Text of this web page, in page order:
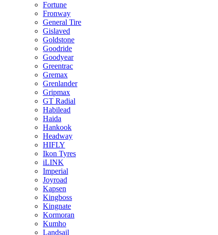
Fortune
Fronway
General Tire
Gislaved
Goldstone
Goodride
Goodyear
Greentrac
Gremax
Grenlander
Gripmax
GT Radial
Habilead
Haida
Hankook
Headway
HIFLY
Ikon Tyres
iLINK
Imperial
Joyroad
Kapsen
Kingboss
Kingnate
Kormoran
Kumho
Landsail